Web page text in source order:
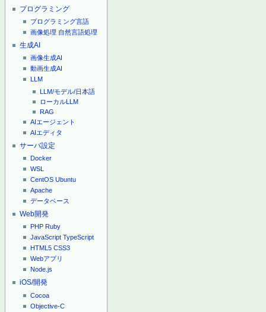
プログラミング
プログラミング言語
画像処理 自然言語処理
生成AI
画像生成AI
動画生成AI
LLM
LLM/モデル/日本語
ローカルLLM
RAG
AIエージェント
AIエディタ
サーバ設定
Docker
WSL
CentOS Ubuntu
Apache
データベース
Web開発
PHP Ruby
JavaScript TypeScript
HTML5 CSS3
Webアプリ
Node.js
iOS/開発
Cocoa
Objective-C